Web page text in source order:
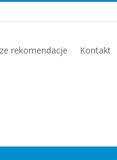
rekomendacje Kontakt